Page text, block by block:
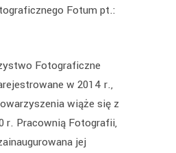
Fotum pt.:
Fotograficzne
w 2014 r.,
wiąże się z
r. Pracownią Fotografii,
jej